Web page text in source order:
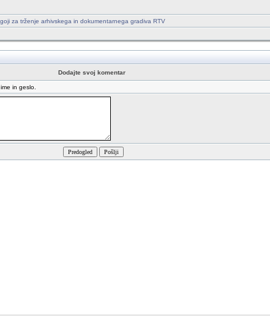
za trženje arhivskega in dokumentarnega gradiva RTV
Dodajte svoj komentar
in geslo.